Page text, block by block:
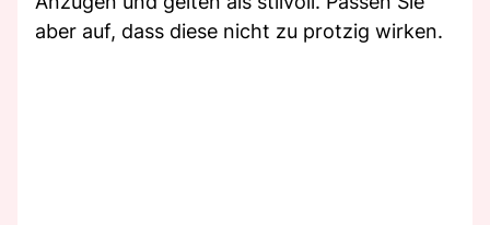
aber auf, dass diese nicht zu protzig wirken.